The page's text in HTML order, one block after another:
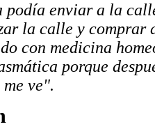
podía enviar a la
la calle y comprar
con medicina
porque
ve".